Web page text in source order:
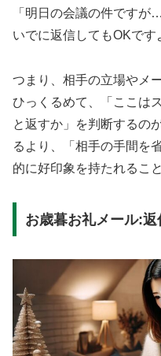
「明日の会議の件です
いでに返信してもOKです
つまり、相手の立場やメ
ひっくるめて、「ここは
と返すか」を判断するの
るより、「相手の手間を
的に好印象を持たれるこ
お歳暮お礼メール: